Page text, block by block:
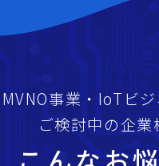
MVNO事業・IoTビ
ご検討中の企業